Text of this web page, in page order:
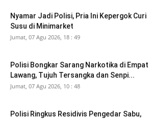
Nyamar Jadi Polisi, Pria Ini Kepergok Curi
Susu di Minimarket
Jumat, 07 Agu 2026, 18 : 49
Polisi Bongkar Sarang Narkotika di Empat
Lawang, Tujuh Tersangka dan Senpi...
Jumat, 07 Agu 2026, 10 : 48
Polisi Ringkus Residivis Pengedar Sabu,